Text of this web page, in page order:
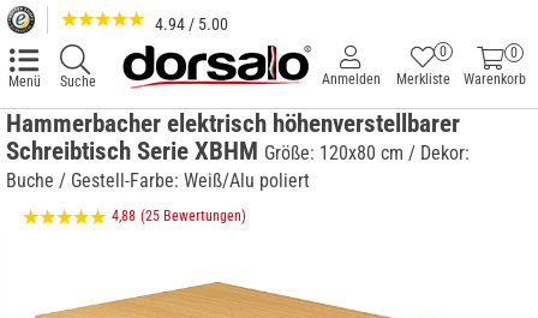
4.94 / 5.00
Menü Suche
0
Warenkorb
Merkliste
0
Anmelden
Hammerbacher elektrisch höhenverstellbarer
Schreibtisch Serie XBHM Größe: 120x80 cm / Dekor:
Buche / Gestell-Farbe: Weiß/Alu poliert
4,88 (25 Bewertungen)